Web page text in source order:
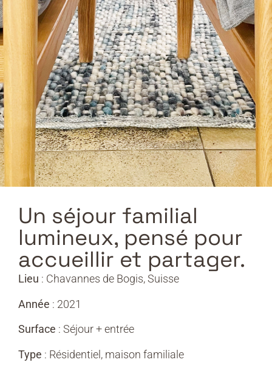
Un séjour familial
lumineux, pensé pour
accueillir et partager.
Lieu : Chavannes de Bogis, Suisse
Année : 2021
Surface : Séjour + entrée
Type : Résidentiel, maison familiale